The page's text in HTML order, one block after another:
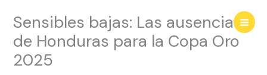
contenido
Sensibles bajas: Las ausencias
de Honduras para la Copa Oro
2025